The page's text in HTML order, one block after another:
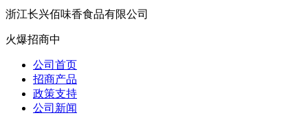
浙江长兴佰味香食品有限公司
火爆招商中
公司首页
招商产品
政策支持
公司新闻